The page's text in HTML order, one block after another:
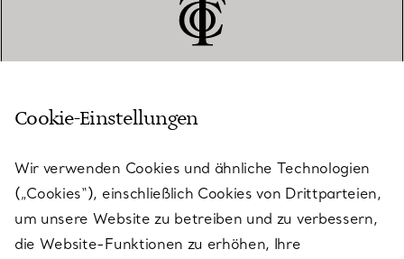
KUNDENSERVICE
SERVICES
Cookie-Einstellungen
Wir verwenden Cookies und ähnliche Technologien
(„Cookies“), einschließlich Cookies von Drittparteien,
um unsere Website zu betreiben und zu verbessern,
die Website-Funktionen zu erhöhen, Ihre